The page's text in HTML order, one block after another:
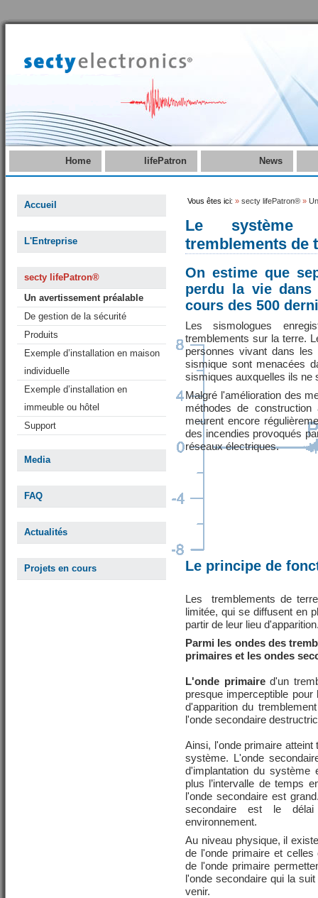
Home lifePatron News
Accueil
L'Entreprise
secty lifePatron®
Un avertissement préalable
De gestion de la sécurité
Produits
Exemple d’installation en maison
individuelle
Exemple d’installation en
immeuble ou hôtel
Support
Media
FAQ
Actualités
Projets en cours
Vous êtes ici: » secty lifePatron® »
Le système
tremblements de
On estime que
perdu la vie
cours des 500
Les sismologues
tremblements sur la terre.
personnes vivant dans
sismique sont menacées
sismiques auxquelles ils ne
Malgré l'amélioration des
méthodes de
meurent encore
des incendies provoqués
réseaux électriques.
Le principe de
Les tremblements de
limitée, qui se diffusent en
partir de leur lieu
Parmi les ondes des
primaires et les ondes
L'onde primaired'un
presque imperceptible
d'apparition du
l'onde secondaire
Ainsi, l'onde primaire atteint
système. L'onde
d'implantation du système
plus l’intervalle de temps
l'onde secondaire est
secondaire est le
environnement.
Au niveau physique, il
de l'onde primaire et
de l'onde primaire
l'onde secondaire qui la
venir.